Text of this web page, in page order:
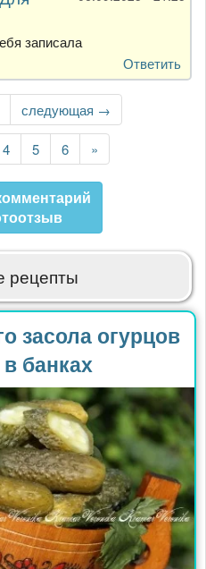
записала
Ответить
Следующая
страница
следующая →
Страница
4 Страница
5 Страница
6
Последняя
страница
»
рецепты
засола огурцов
банках